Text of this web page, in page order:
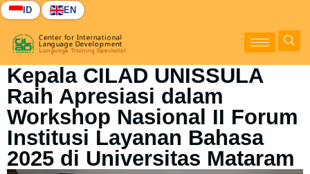
ID EN
Kepala CILAD UNISSULA
Raih Apresiasi dalam
Workshop Nasional II Forum
Institusi Layanan Bahasa
2025 di Universitas Mataram